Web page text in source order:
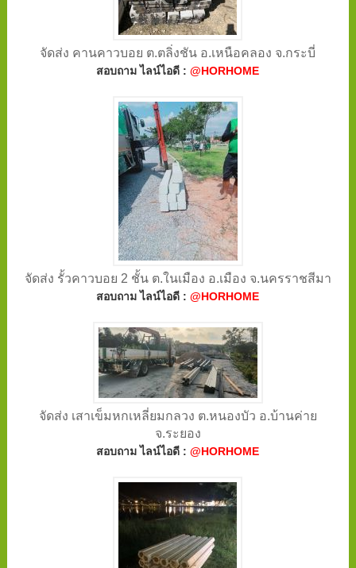
จัดส่ง คานคาวบอย ต.ตลิ่งชัน อ.เหนือคลอง จ.กระบี่
สอบถาม ไลน์ไอดี :@HORHOME
จัดส่ง รั้วคาวบอย 2 ชั้น ต.ในเมือง อ.เมือง จ.นครราชสีมา
สอบถาม ไลน์ไอดี :@HORHOME
จัดส่ง เสาเข็มหกเหลี่ยมกลวง ต.หนองบัว อ.บ้านค่าย
จ.ระยอง
สอบถาม ไลน์ไอดี :@HORHOME